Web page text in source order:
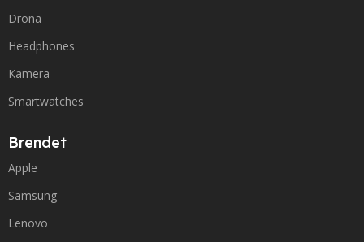
Drona
Headphones
Kamera
Smartwatches
Brendet
Apple
Samsung
Lenovo